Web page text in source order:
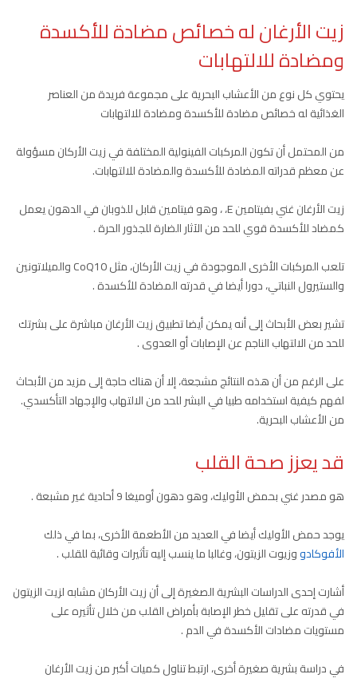
زيت الأرغان له خصائص مضادة للأكسدة
ومضادة للالتهابات
يحتوي كل نوع من الأعشاب البحرية على مجموعة فريدة من العناصر
الغذائية له خصائص مضادة للأكسدة ومضادة للالتهابات
من المحتمل أن تكون المركبات الفينولية المختلفة في زيت الأركان مسؤولة
عن معظم قدراته المضادة للأكسدة والمضادة للالتهابات.
زيت الأرغان غني بفيتامين E، ، وهو فيتامين قابل للذوبان في الدهون يعمل
كمضاد للأكسدة قوي للحد من الآثار الضارة للجذور الحرة .
تلعب المركبات الأخرى الموجودة في زيت الأركان، مثل CoQ10 والميلاتونين
والستيرول النباتي، دورا أيضا في قدرته المضادة للأكسدة .
تشير بعض الأبحاث إلى أنه يمكن أيضا تطبيق زيت الأرغان مباشرة على بشرتك
للحد من الالتهاب الناجم عن الإصابات أو العدوى .
على الرغم من أن هذه النتائج مشجعة، إلا أن هناك حاجة إلى مزيد من الأبحاث
لفهم كيفية استخدامه طبيا في البشر للحد من الالتهاب والإجهاد التأكسدي.
من الأعشاب البحرية.
قد يعزز صحة القلب
هو مصدر غني بحمض الأوليك، وهو دهون أوميغا 9 أحادية غير مشبعة .
يوجد حمض الأوليك أيضا في العديد من الأطعمة الأخرى، بما في ذلك
الأفوكادووزيوت الزيتون، وغالبا ما ينسب إليه تأثيرات وقائية للقلب .
أشارت إحدى الدراسات البشرية الصغيرة إلى أن زيت الأركان مشابه لزيت الزيتون
في قدرته على تقليل خطر الإصابة بأمراض القلب من خلال تأثيره على
مستويات مضادات الأكسدة في الدم .
في دراسة بشرية صغيرة أخرى، ارتبط تناول كميات أكبر من زيت الأرغان